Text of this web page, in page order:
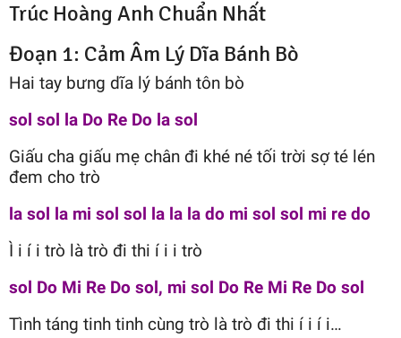
Trúc Hoàng Anh Chuẩn Nhất
Đoạn 1: Cảm Âm Lý Dĩa Bánh Bò
Hai tay bưng dĩa lý bánh tôn bò
sol sol la Do Re Do la sol
Giấu cha giấu mẹ chân đi khé né tối trời sợ té lén
đem cho trò
la sol la mi sol sol la la la do mi sol sol mi re do
Ì i í i trò là trò đi thi í i i trò
sol Do Mi Re Do sol, mi sol Do Re Mi Re Do sol
Tình táng tinh tinh cùng trò là trò đi thi í i í i…